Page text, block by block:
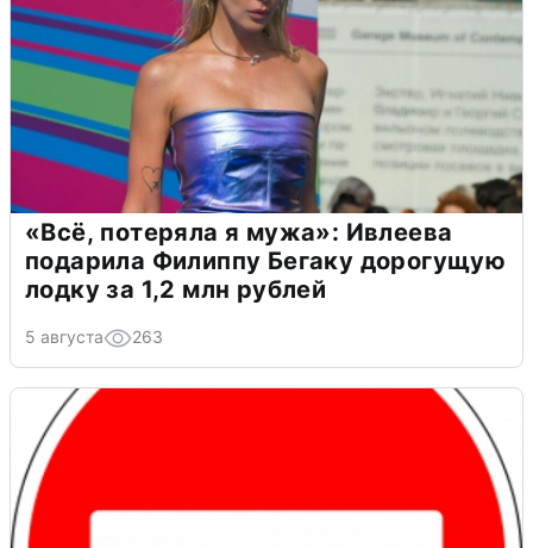
«Всё, потеряла я мужа»: Ивлеева
подарила Филиппу Бегаку дорогущую
лодку за 1,2 млн рублей
5 августа 263